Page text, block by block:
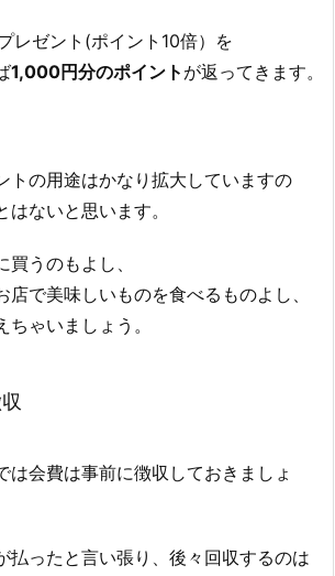
レゼント(ポイント10倍）を
1,000円分のポイント が返ってきます。
トの用途はかなり拡大していますの
ないと思います。
うのもよし、
店で美味しいものを食べるものよし、
ゃいましょう。
は会費は事前に徴収しておきましょ
払ったと言い張り、後々回収するのは